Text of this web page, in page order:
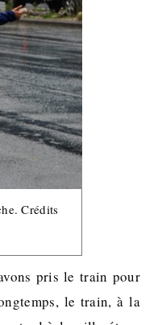
Crédits
pris le train pour
le train, à la